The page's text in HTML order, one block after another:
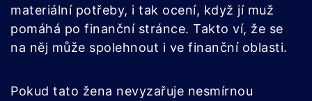
materiální potřeby, i tak ocení, když jí muž
pomáhá po finanční stránce. Takto ví, že se
na něj může spolehnout i ve finanční oblasti.
Pokud tato žena nevyzařuje nesmírnou